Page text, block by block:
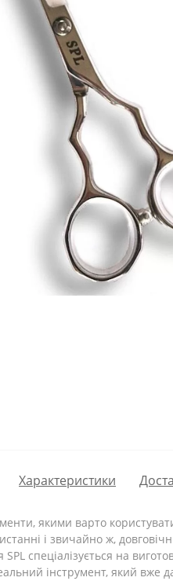
Характеристики
якими варто
і звичайно ж,
спеціалізується на
інструмент, який вже